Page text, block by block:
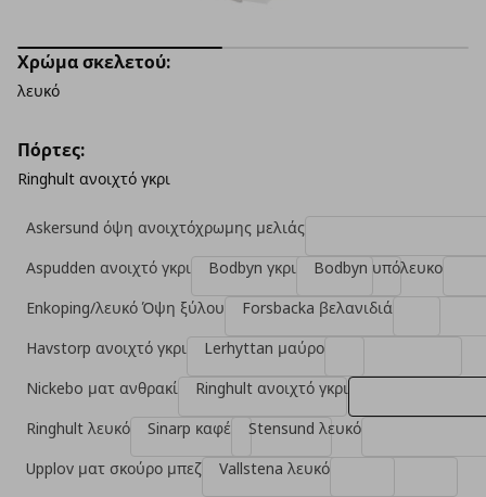
Χρώμα σκελετού:
λευκό
Πόρτες:
Ringhult ανοιχτό γκρι
Askersund όψη ανοιχτόχρωμης μελιάς
Aspudden ανοιχτό γκρι
Bodbyn γκρι
Bodbyn υπόλευκο
Enkoping/λευκό Όψη ξύλου
Forsbacka βελανιδιά
Havstorp ανοιχτό γκρι
Lerhyttan μαύρο
Nickebo ματ ανθρακί
Ringhult ανοιχτό γκρι
Ringhult λευκό
Sinarp καφέ
Stensund λευκό
Upplov ματ σκούρο μπεζ
Vallstena λευκό